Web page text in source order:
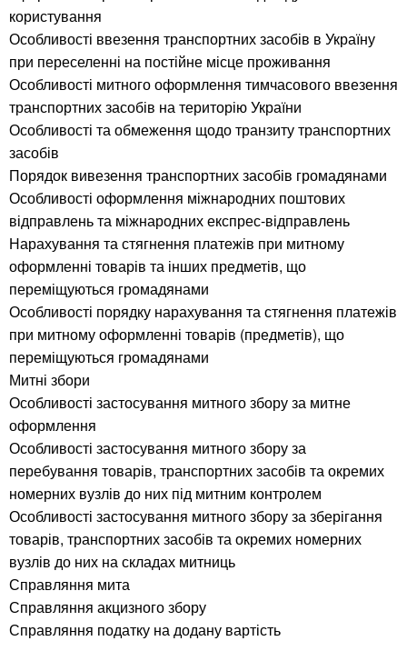
користування
Особливості ввезення транспортних засобів в Україну
при переселенні на постійне місце проживання
Особливості митного оформлення тимчасового ввезення
транспортних засобів на територію України
Особливості та обмеження щодо транзиту транспортних
засобів
Порядок вивезення транспортних засобів громадянами
Особливості оформлення міжнародних поштових
відправлень та міжнародних експрес-відправлень
Нарахування та стягнення платежів при митному
оформленні товарів та інших предметів, що
переміщуються громадянами
Особливості порядку нарахування та стягнення платежів
при митному оформленні товарів (предметів), що
переміщуються громадянами
Митні збори
Особливості застосування митного збору за митне
оформлення
Особливості застосування митного збору за
перебування товарів, транспортних засобів та окремих
номерних вузлів до них під митним контролем
Особливості застосування митного збору за зберігання
товарів, транспортних засобів та окремих номерних
вузлів до них на складах митниць
Справляння мита
Справляння акцизного збору
Справляння податку на додану вартість